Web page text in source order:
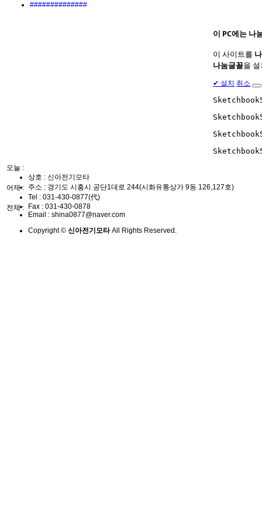
##############
오늘 :
어제 :
전체 :
이 PC에는 나
이 사이트를
나눔글꼴을
✔ 설치 취소
상호 : 신아전기모타
주소 : 경기도 시흥시 공단1대로 244(시화유통상가 9동 126,127호)
Tel : 031-430-0877(代)
Fax : 031-430-0878
Email : shina0877@naver.com
Copyright © 신아전기모타All Rights Reserved.